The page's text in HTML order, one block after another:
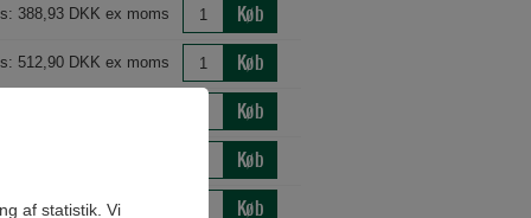
388,93 DKK ex moms Køb
512,90 DKK ex moms Køb
Køb
Køb
612,56 DKK ex moms Køb
af statistik. Vi